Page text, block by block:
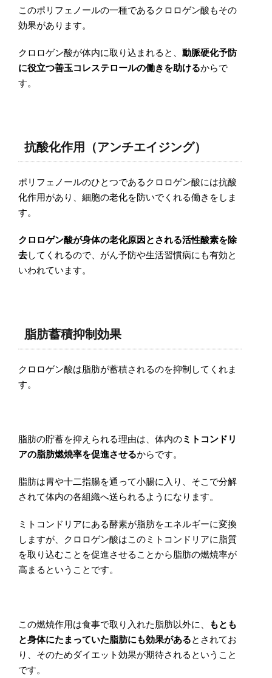
このポリフェノールの一種であるクロロゲン酸もその
効果があります。
クロロゲン酸が体内に取り込まれると、 動脈硬化予防
に役立つ善玉コレステロールの働きを助けるからで
す。
抗酸化作用（アンチエイジング）
ポリフェノールのひとつであるクロロゲン酸には抗酸
化作用があり、細胞の老化を防いでくれる働きをしま
す。
クロロゲン酸が身体の老化原因とされる活性酸素を除
去してくれるので、がん予防や生活習慣病にも有効と
いわれています。
脂肪蓄積抑制効果
クロロゲン酸は脂肪が蓄積されるのを抑制してくれま
す。
脂肪の貯蓄を抑えられる理由は、体内のミトコンドリ
アの脂肪燃焼率を促進させるからです。
脂肪は胃や十二指腸を通って小腸に入り、そこで分解
されて体内の各組織へ送られるようになります。
ミトコンドリアにある酵素が脂肪をエネルギーに変換
しますが、クロロゲン酸はこのミトコンドリアに脂質
を取り込むことを促進させることから脂肪の燃焼率が
高まるということです。
この燃焼作用は食事で取り入れた脂肪以外に、
もとも
と身体にたまっていた脂肪にも効果があるとされてお
り、そのためダイエット効果が期待されるということ
です。